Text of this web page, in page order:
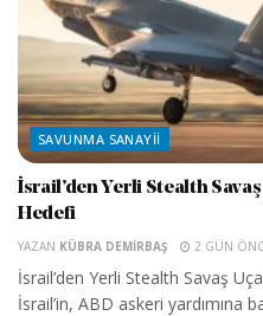
SAVUNMA SANAYII
İsrail’den Yerli Stealth Savaş
Hedefi
YAZAN KÜBRA DEMIRBAŞ 2 GÜN
İsrail’den Yerli Stealth Savaş
İsrail’in, ABD askeri yardımına